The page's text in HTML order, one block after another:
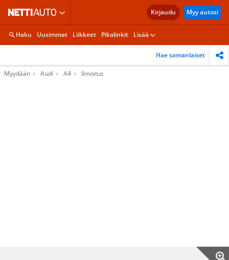
Kirjaudu Myy autosi
Haku Uusimmat Liikkeet Pikalinkit Lisää
Hae samanlaiset
Myydään Audi A4 Ilmoitus